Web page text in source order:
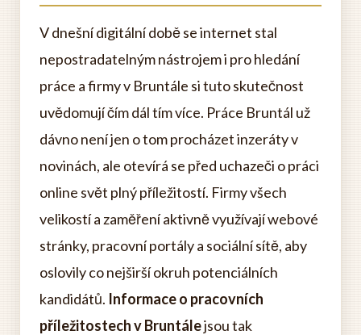
V dnešní digitální době se internet stal
nepostradatelným nástrojem i pro hledání
práce a firmy v Bruntále si tuto skutečnost
uvědomují čím dál tím více. Práce Bruntál už
dávno není jen o tom procházet inzeráty v
novinách, ale otevírá se před uchazeči o práci
online svět plný příležitostí. Firmy všech
velikostí a zaměření aktivně využívají webové
stránky, pracovní portály a sociální sítě, aby
oslovily co nejširší okruh potenciálních
kandidátů. Informace o pracovních
příležitostech v Bruntálejsou tak